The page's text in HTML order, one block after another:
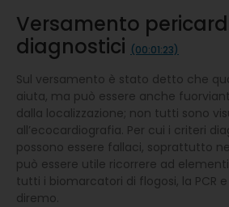
Versamento
diagnostici (00:01:23)
Sul versamento è stato detto che
aiuta, ma può essere anche
dalla localizzazione; non tutti sono
all’ecocardiografia. Per cui i criteri
possono essere fallaci, soprattutto
può essere utile ricorrere ad
tutti i biomarcatori di flogosi, la PCR
diremo.